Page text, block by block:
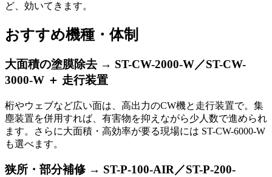
ど、効いてきます。
おすすめ機種・体制
大面積の塗膜除去 → ST-CW-2000-W／ST-CW-
3000-W ＋ 走行装置
桁やウェブなど広い面は、高出力のCW機と走行装置で。集
塵装置を併用すれば、有害物を抑えながら少人数で進められ
ます。さらに大面積・高効率が要る現場には ST-CW-6000-W
も選べます。
狭所・部分補修 → ST-P-100-AIR／ST-P-200-